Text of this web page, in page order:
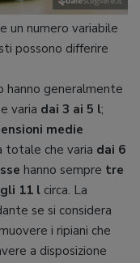
un numero variabile
possono differire
hanno generalmente
varia dai 3 ai 5 l;
medie
totale che varia dai 6
hanno sempre tre
11 l circa. La
se si considera
i ripiani che
a disposizione